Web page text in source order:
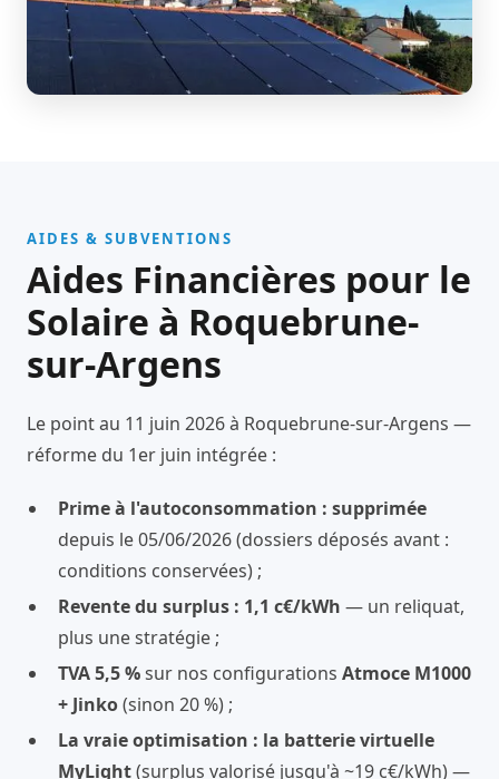
AIDES & SUBVENTIONS
Aides Financières pour le
Solaire à Roquebrune-
sur-Argens
Le point au 11 juin 2026 à Roquebrune-sur-Argens —
réforme du 1er juin intégrée :
Prime à l'autoconsommation : supprimée
depuis le 05/06/2026 (dossiers déposés avant :
conditions conservées) ;
Revente du surplus : 1,1 c€/kWh — un reliquat,
plus une stratégie ;
TVA 5,5 %sur nos configurations Atmoce M1000
+ Jinko(sinon 20 %) ;
La vraie optimisation : la batterie virtuelle
MyLight(surplus valorisé jusqu'à ~19 c€/kWh) —